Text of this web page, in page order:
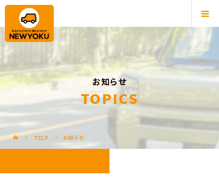
お知らせ
TOPICS
ブログ お知らせ